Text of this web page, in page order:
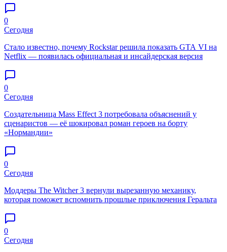
0
Сегодня
Стало известно, почему Rockstar решила показать GTA VI на
Netflix — появилась официальная и инсайдерская версия
0
Сегодня
Создательница Mass Effect 3 потребовала объяснений у
сценаристов — её шокировал роман героев на борту
«Нормандии»
0
Сегодня
Моддеры The Witcher 3 вернули вырезанную механику,
которая поможет вспомнить прошлые приключения Геральта
0
Сегодня